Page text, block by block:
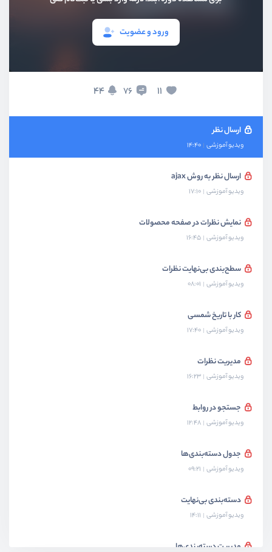
ورود و عضویت
11
76
44
ویدیو آموزشی
ارسال نظر
ویدیو آموزشی 14:40
ارسال نظر به روش ajax
ویدیو آموزشی 17:10
نمایش نظرات در صفحه محصولات
ویدیو آموزشی 16:45
سطح‌بندی بی‌نهایت نظرات
ویدیو آموزشی 08:01
کار با تاریخ شمسی
ویدیو آموزشی 17:40
مدیریت نظرات
ویدیو آموزشی 16:23
جستجو در روابط
ویدیو آموزشی 12:48
جدول دسته‌بندی‌ها
ویدیو آموزشی 09:21
دسته‌بندی بی‌نهایت
ویدیو آموزشی 14:11
مدیریت دسته‌بندی‌ها